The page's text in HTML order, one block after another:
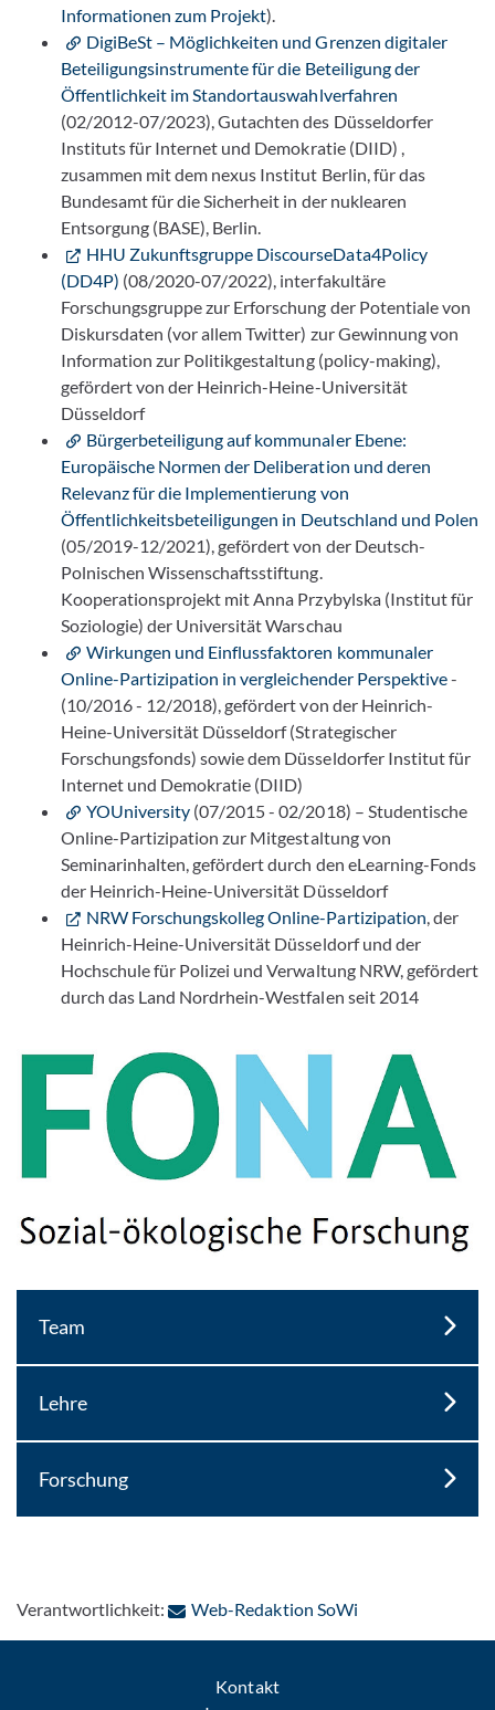
Informationen zum Projekt).
DigiBeSt – Möglichkeiten und Grenzen digitaler
Beteiligungsinstrumente für die Beteiligung der
Öffentlichkeit im Standortauswahlverfahren
(02/2012-07/2023), Gutachten des Düsseldorfer
Instituts für Internet und Demokratie (DIID) ,
zusammen mit dem nexus Institut Berlin, für das
Bundesamt für die Sicherheit in der nuklearen
Entsorgung (BASE), Berlin.
HHU Zukunftsgruppe DiscourseData4Policy
(DD4P) (08/2020-07/2022), interfakultäre
Forschungsgruppe zur Erforschung der Potentiale von
Diskursdaten (vor allem Twitter) zur Gewinnung von
Information zur Politikgestaltung (policy-making),
gefördert von der Heinrich-Heine-Universität
Düsseldorf
Bürgerbeteiligung auf kommunaler Ebene:
Europäische Normen der Deliberation und deren
Relevanz für die Implementierung von
Öffentlichkeitsbeteiligungen in Deutschland und Polen
(05/2019-12/2021), gefördert von der Deutsch-
Polnischen Wissenschaftsstiftung.
Kooperationsprojekt mit Anna Przybylska (Institut für
Soziologie) der Universität Warschau
Wirkungen und Einflussfaktoren kommunaler
Online-Partizipation in vergleichender Perspektive-
(10/2016 - 12/2018), gefördert von der Heinrich-
Heine-Universität Düsseldorf (Strategischer
Forschungsfonds) sowie dem Düsseldorfer Institut für
Internet und Demokratie (DIID)
YOUniversity (07/2015 - 02/2018) – Studentische
Online-Partizipation zur Mitgestaltung von
Seminarinhalten, gefördert durch den eLearning-Fonds
der Heinrich-Heine-Universität Düsseldorf
NRW Forschungskolleg Online-Partizipation , der
Heinrich-Heine-Universität Düsseldorf und der
Hochschule für Polizei und Verwaltung NRW, gefördert
durch das Land Nordrhein-Westfalen seit 2014
Team
Lehre
Forschung
Verantwortlichkeit: Web-Redaktion SoWi: Per E-Mail
Kontakt